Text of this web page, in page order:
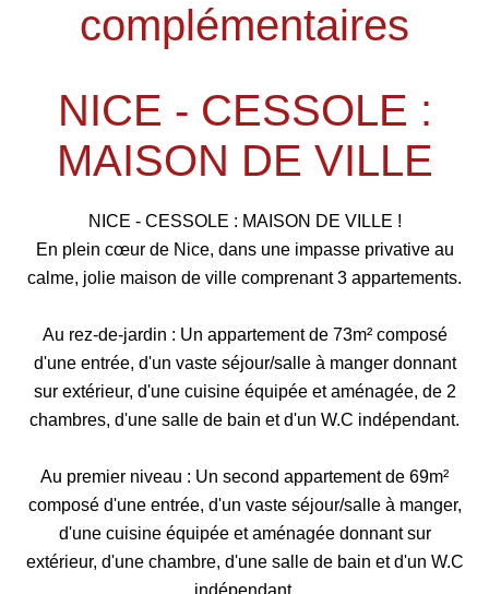
complémentaires
NICE - CESSOLE :
MAISON DE VILLE
NICE - CESSOLE : MAISON DE VILLE !
En plein cœur de Nice, dans une impasse privative au
calme, jolie maison de ville comprenant 3 appartements.
Au rez-de-jardin : Un appartement de 73m² composé
d'une entrée, d'un vaste séjour/salle à manger donnant
sur extérieur, d'une cuisine équipée et aménagée, de 2
chambres, d'une salle de bain et d'un W.C indépendant.
Au premier niveau : Un second appartement de 69m²
composé d'une entrée, d'un vaste séjour/salle à manger,
d'une cuisine équipée et aménagée donnant sur
extérieur, d'une chambre, d'une salle de bain et d'un W.C
indépendant.